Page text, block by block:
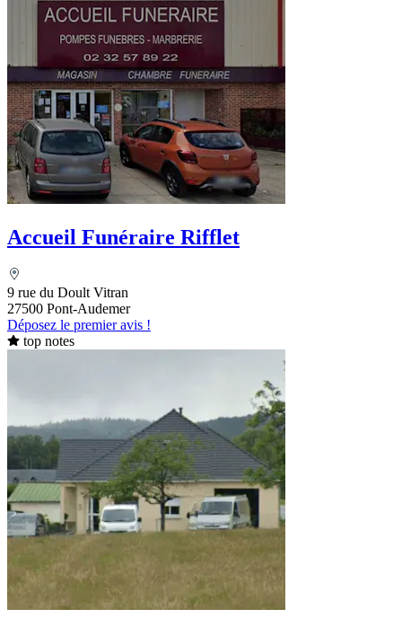
Accueil Funéraire Rifflet
9 rue du Doult Vitran
27500 Pont-Audemer
Déposez le premier avis !
top notes